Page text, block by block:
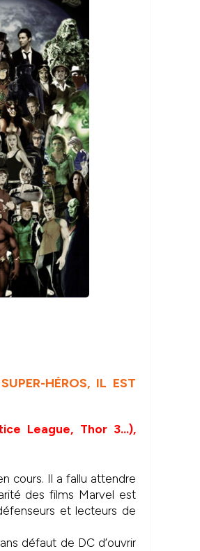
HÉROS, IL EST
League, Thor 3…),
cours. Il a fallu attendre
des films Marvel est
et lecteurs de
défaut de DC d’ouvrir